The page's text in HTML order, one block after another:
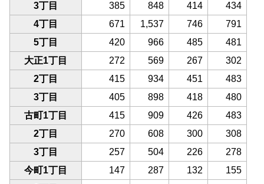
3丁目
385 848 414
434
4丁目
671 1,537 746
791
5丁目
420 966 485
481
大正1丁目
272 569 267
302
2丁目
415 934 451
483
3丁目
405 898 418
480
古町1丁目
415 909 426
483
2丁目
270 608 300
308
3丁目
257 504 226
278
今町1丁目
147 287 132
155